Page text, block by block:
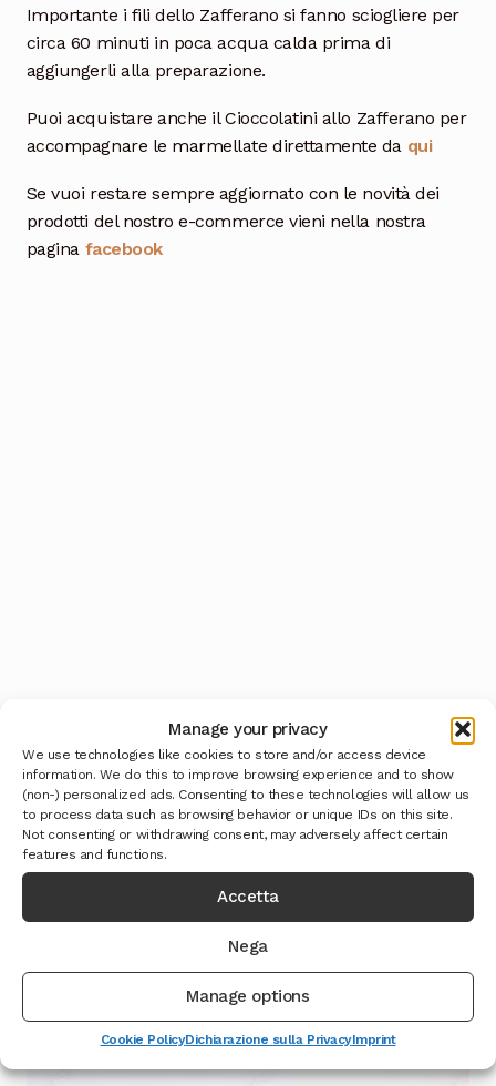
Manage your privacy
We use technologies like cookies to store and/or access device
information. We do this to improve browsing experience and to show
(non-) personalized ads. Consenting to these technologies will allow us
to process data such as browsing behavior or unique IDs on this site.
Not consenting or withdrawing consent, may adversely affect certain
features and functions.
Accetta
Nega
Manage options
Cookie PolicyDichiarazione sulla PrivacyImprint
Importante i fili dello Zafferano si fanno sciogliere per
circa 60 minuti in poca acqua calda prima di
aggiungerli alla preparazione.
Puoi acquistare anche il Cioccolatini allo Zafferano per
accompagnare le marmellate direttamente da qui
Se vuoi restare sempre aggiornato con le novità dei
prodotti del nostro e-commerce vieni nella nostra
pagina facebook
Scopri il virtual tour